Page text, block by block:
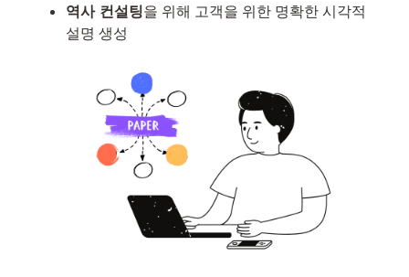
역사 컨설팅을 위해 고객을 위한 명확한 시각적
설명 생성